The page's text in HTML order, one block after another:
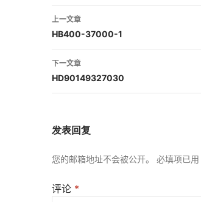
文
章
导
航
上一文章
HB400-37000-1
下一文章
HD90149327030
发表回复
您的邮箱地址不会被公开。 必填项已用
评论 *